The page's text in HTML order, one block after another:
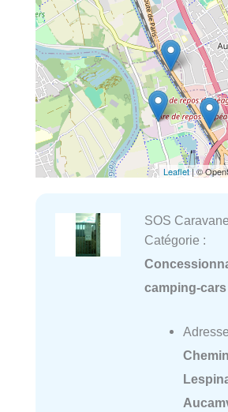
Leaflet| ©
SOS
Catégorie :
camping-cars